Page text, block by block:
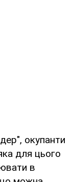
окупанти
для цього
в